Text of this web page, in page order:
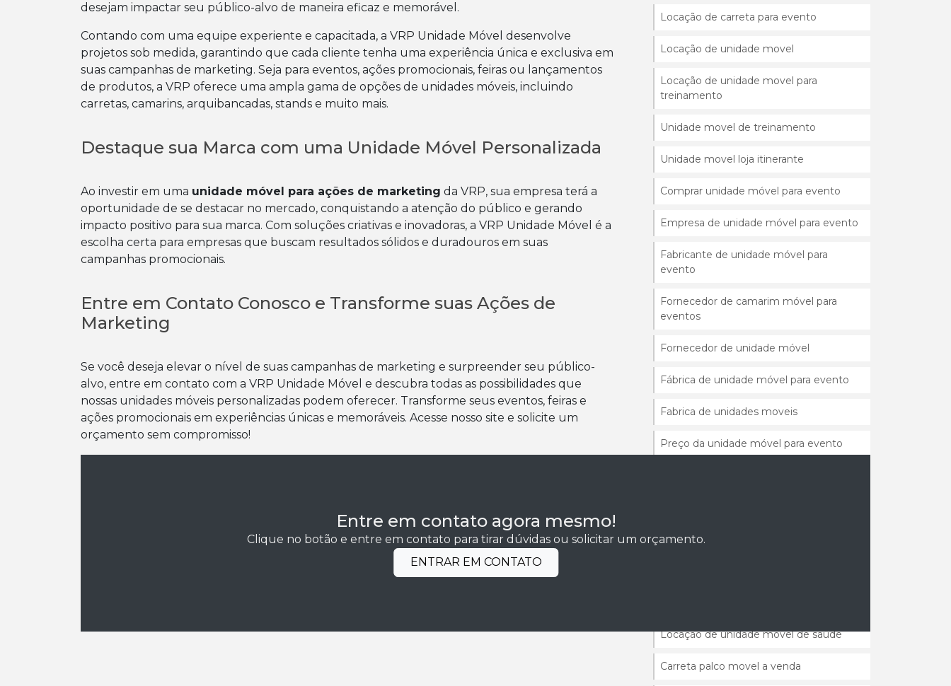
desejam impactar seu público-alvo de maneira eficaz e memorável.
Contando com uma equipe experiente e capacitada, a VRP Unidade Móvel desenvolve
projetos sob medida, garantindo que cada cliente tenha uma experiência única e exclusiva em
suas campanhas de marketing. Seja para eventos, ações promocionais, feiras ou lançamentos
de produtos, a VRP oferece uma ampla gama de opções de unidades móveis, incluindo
carretas, camarins, arquibancadas, stands e muito mais.
Destaque sua Marca com uma Unidade Móvel Personalizada
Ao investir em uma unidade móvel para ações de marketing da VRP, sua empresa terá a
oportunidade de se destacar no mercado, conquistando a atenção do público e gerando
impacto positivo para sua marca. Com soluções criativas e inovadoras, a VRP Unidade Móvel é a
escolha certa para empresas que buscam resultados sólidos e duradouros em suas
campanhas promocionais.
Entre em Contato Conosco e Transforme suas Ações de
Marketing
Se você deseja elevar o nível de suas campanhas de marketing e surpreender seu público-
alvo, entre em contato com a VRP Unidade Móvel e descubra todas as possibilidades que
nossas unidades móveis personalizadas podem oferecer. Transforme seus eventos, feiras e
ações promocionais em experiências únicas e memoráveis. Acesse nosso site e solicite um
orçamento sem compromisso!
Entre em contato agora mesmo!
Clique no botão e entre em contato para tirar dúvidas ou solicitar um orçamento.
ENTRAR EM CONTATO
Locação de carreta para evento
Locação de unidade movel
Locação de unidade movel para
treinamento
Unidade movel de treinamento
Unidade movel loja itinerante
Comprar unidade móvel para evento
Empresa de unidade móvel para evento
Fabricante de unidade móvel para
evento
Fornecedor de camarim móvel para
eventos
Fornecedor de unidade móvel
Fábrica de unidade móvel para evento
Fabrica de unidades moveis
Preço da unidade móvel para evento
Carreta loja movel
Locação de unidade movel de saude
Carreta palco movel a venda